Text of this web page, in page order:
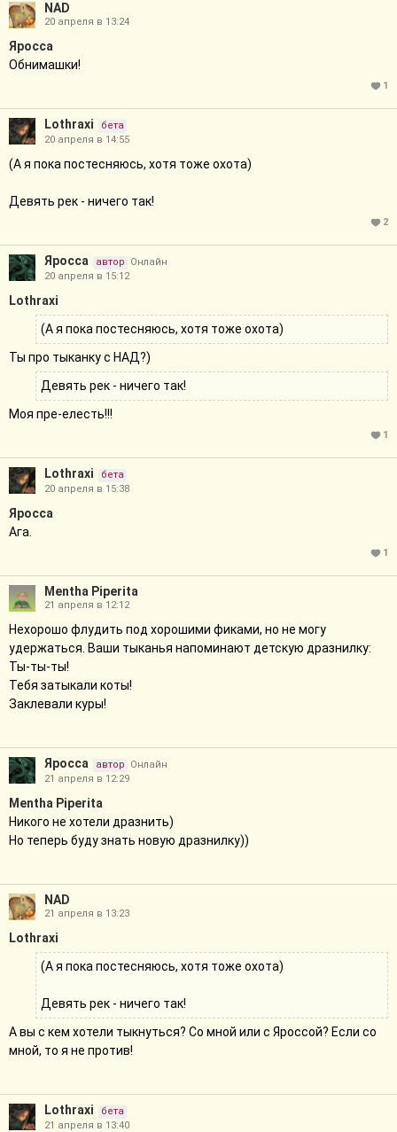
NAD
20 апреля в 13:24
Яросса
Обнимашки!
1
Lothraxi
бета
20 апреля в 14:55
(А я пока постесняюсь, хотя тоже охота)
Девять рек - ничего так!
2
Яросса автор
Онлайн
20 апреля в 15:12
Lothraxi
(А я пока постесняюсь, хотя тоже охота)
Ты про тыканку с НАД?)
Девять рек - ничего так!
Моя пре-елесть!!!
1
Lothraxi
бета
20 апреля в 15:38
Яросса
Ага.
1
Mentha Piperita
21 апреля в 12:12
Нехорошо флудить под хорошими фиками, но не могу
удержаться. Ваши тыканья напоминают детскую дразнилку:
Ты-ты-ты!
Тебя затыкали коты!
Заклевали куры!
Яросса автор
Онлайн
21 апреля в 12:29
Mentha Piperita
Никого не хотели дразнить)
Но теперь буду знать новую дразнилку))
NAD
21 апреля в 13:23
Lothraxi
(А я пока постесняюсь, хотя тоже охота)
Девять рек - ничего так!
А вы с кем хотели тыкнуться? Со мной или с Яроссой? Если со
мной, то я не против!
Lothraxi
бета
21 апреля в 13:40